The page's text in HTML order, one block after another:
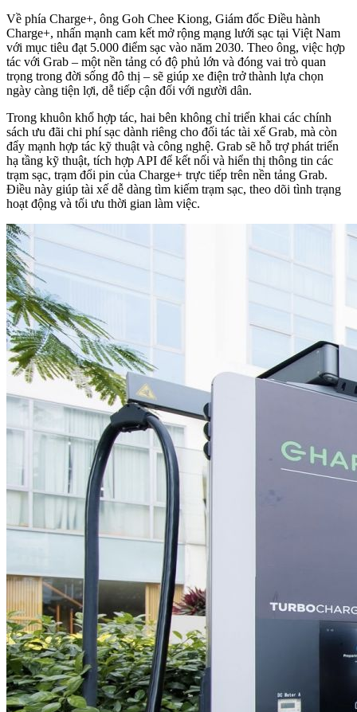
Về phía Charge+, ông Goh Chee Kiong, Giám đốc Điều hành
Charge+, nhấn mạnh cam kết mở rộng mạng lưới sạc tại Việt Nam
với mục tiêu đạt 5.000 điểm sạc vào năm 2030. Theo ông, việc hợp
tác với Grab – một nền tảng có độ phủ lớn và đóng vai trò quan
trọng trong đời sống đô thị – sẽ giúp xe điện trở thành lựa chọn
ngày càng tiện lợi, dễ tiếp cận đối với người dân.
Trong khuôn khổ hợp tác, hai bên không chỉ triển khai các chính
sách ưu đãi chi phí sạc dành riêng cho đối tác tài xế Grab, mà còn
đẩy mạnh hợp tác kỹ thuật và công nghệ. Grab sẽ hỗ trợ phát triển
hạ tầng kỹ thuật, tích hợp API để kết nối và hiển thị thông tin các
trạm sạc, trạm đổi pin của Charge+ trực tiếp trên nền tảng Grab.
Điều này giúp tài xế dễ dàng tìm kiếm trạm sạc, theo dõi tình trạng
hoạt động và tối ưu thời gian làm việc.